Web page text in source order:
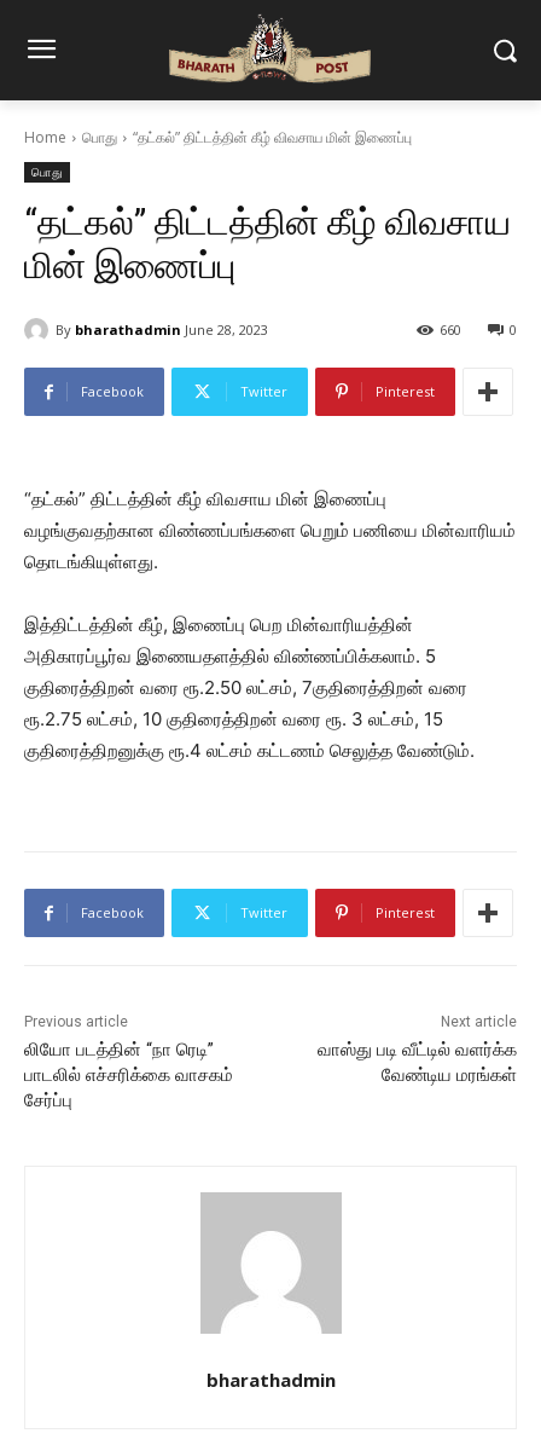
Home பொது “தட்கல்” திட்டத்தின் கீழ் விவசாய மின் இணைப்பு
பொது
“தட்கல்” திட்டத்தின் கீழ் விவசாய
மின் இணைப்பு
By bharathadmin June 28, 2023 0
660
Facebook Twitter Pinterest
“தட்கல்” திட்டத்தின் கீழ் விவசாய மின் இணைப்பு
வழங்குவதற்கான விண்ணப்பங்களை பெறும் பணியை மின்வாரியம்
தொடங்கியுள்ளது.
இத்திட்டத்தின் கீழ், இணைப்பு பெற மின்வாரியத்தின்
அதிகாரப்பூர்வ இணையதளத்தில் விண்ணப்பிக்கலாம். 5
குதிரைத்திறன் வரை ரூ.2.50 லட்சம், 7குதிரைத்திறன் வரை
ரூ.2.75 லட்சம், 10 குதிரைத்திறன் வரை ரூ. 3 லட்சம், 15
குதிரைத்திறனுக்கு ரூ.4 லட்சம் கட்டணம் செலுத்த வேண்டும்.
Facebook Twitter Pinterest
Previous article
லியோ படத்தின் “நா ரெடி”
பாடலில் எச்சரிக்கை வாசகம்
சேர்ப்பு
Next article
வாஸ்து படி வீட்டில் வளர்க்க
வேண்டிய மரங்கள்
bharathadmin